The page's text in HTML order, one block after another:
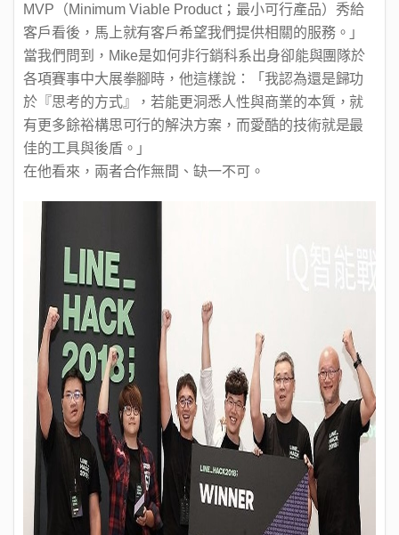
MVP（Minimum Viable Product；最小可行產品）秀給
客戶看後，馬上就有客戶希望我們提供相關的服務。」
當我們問到，Mike是如何非行銷科系出身卻能與團隊於
各項賽事中大展拳腳時，他這樣說：「我認為還是歸功
於『思考的方式』，若能更洞悉人性與商業的本質，就
有更多餘裕構思可行的解決方案，而愛酷的技術就是最
佳的工具與後盾。」
在他看來，兩者合作無間、缺一不可。